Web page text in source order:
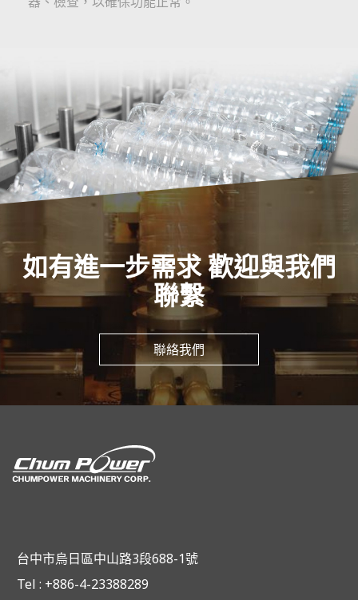
如有進一步需求 歡迎與我們
聯繫
聯絡我們
台中市烏日區中山路3段688-1號
Tel : +886-4-23388289